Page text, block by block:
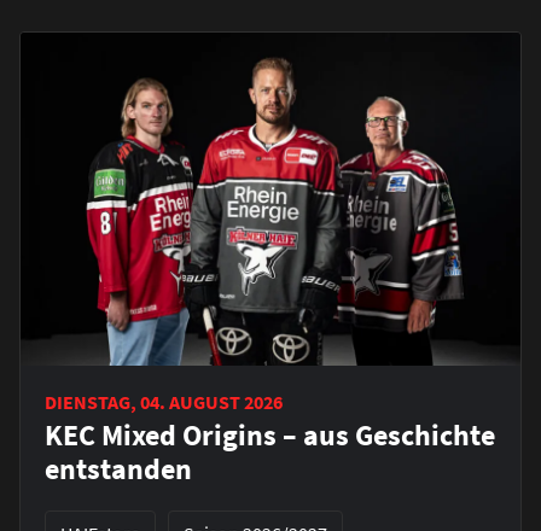
DIENSTAG, 04. AUGUST 2026
KEC Mixed Origins – aus Geschichte
entstanden